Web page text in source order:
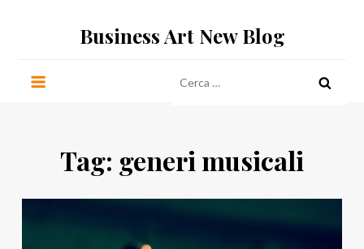
Business Art New Blog
per:
Tag: generi musicali